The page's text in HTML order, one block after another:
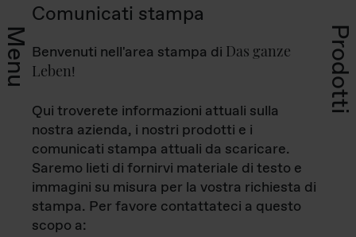
Menu Prodotti
Comunicati stampa
Benvenuti nell'area stampa di Das ganze
Leben!
Qui troverete informazioni attuali sulla
nostra azienda, i nostri prodotti e i
comunicati stampa attuali da scaricare.
Saremo lieti di fornirvi materiale di testo e
immagini su misura per la vostra richiesta di
stampa. Per favore contattateci a questo
scopo a: